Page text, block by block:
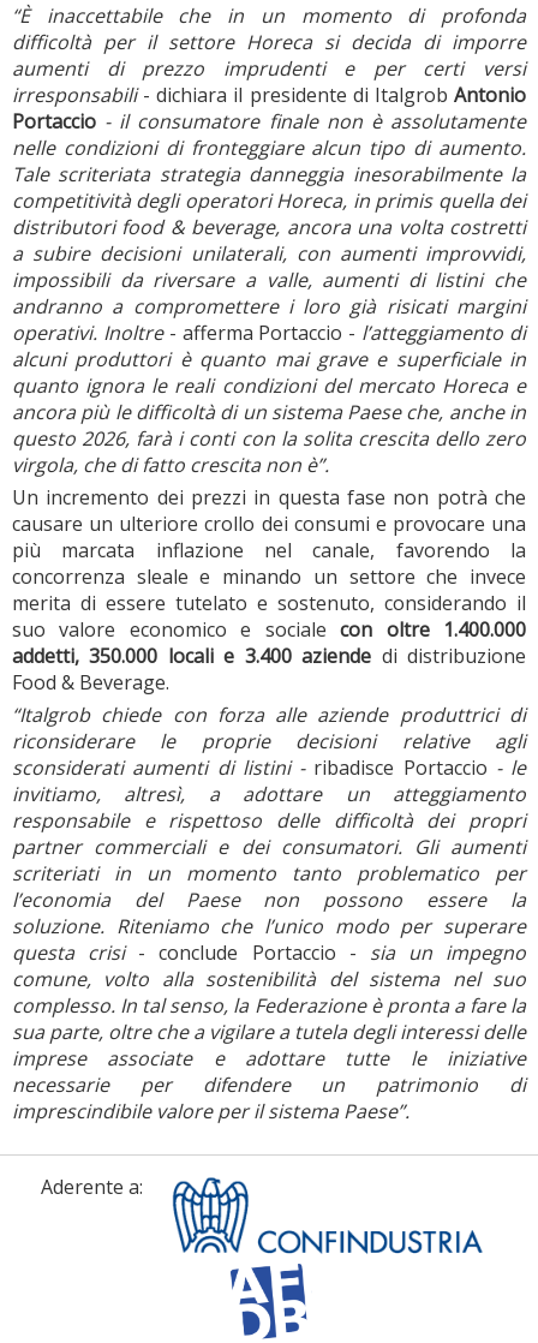
“È inaccettabile che in un momento di profonda
difficoltà per il settore Horeca si decida di imporre
aumenti di prezzo imprudenti e per certi versi
irresponsabili- dichiara il presidente di Italgrob Antonio
Portaccio - il consumatore finale non è assolutamente
nelle condizioni di fronteggiare alcun tipo di aumento.
Tale scriteriata strategia danneggia inesorabilmente la
competitività degli operatori Horeca, in primis quella dei
distributori food & beverage, ancora una volta costretti
a subire decisioni unilaterali, con aumenti improvvidi,
impossibili da riversare a valle, aumenti di listini che
andranno a compromettere i loro già risicati margini
operativi. Inoltre- afferma Portaccio - l’atteggiamento di
alcuni produttori è quanto mai grave e superficiale in
quanto ignora le reali condizioni del mercato Horeca e
ancora più le difficoltà di un sistema Paese che, anche in
questo 2026, farà i conti con la solita crescita dello zero
virgola, che di fatto crescita non è”.
Un incremento dei prezzi in questa fase non potrà che
causare un ulteriore crollo dei consumi e provocare una
più marcata inflazione nel canale, favorendo la
concorrenza sleale e minando un settore che invece
merita di essere tutelato e sostenuto, considerando il
suo valore economico e socialecon oltre 1.400.000
addetti, 350.000 locali e 3.400 aziende di distribuzione
Food & Beverage.
“Italgrob chiede con forza alle aziende produttrici di
riconsiderare le proprie decisioni relative agli
sconsiderati aumenti di listini - ribadisce Portaccio - le
invitiamo, altresì, a adottare un atteggiamento
responsabile e rispettoso delle difficoltà dei propri
partner commerciali e dei consumatori. Gli aumenti
scriteriati in un momento tanto problematico per
l’economia del Paese non possono essere la
soluzione. Riteniamo che l’unico modo per superare
questa crisi- conclude Portaccio - sia un impegno
comune, volto alla sostenibilità del sistema nel suo
complesso. In tal senso, la Federazione è pronta a fare la
sua parte, oltre che a vigilare a tutela degli interessi delle
imprese associate e adottare tutte le iniziative
necessarie per difendere un patrimonio di
imprescindibile valore per il sistema Paese”.
Aderente a: